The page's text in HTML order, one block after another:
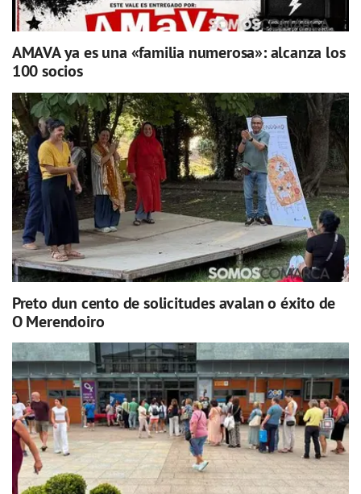
AMAVA ya es una «familia numerosa»: alcanza los
100 socios
Preto dun cento de solicitudes avalan o éxito de
O Merendoiro